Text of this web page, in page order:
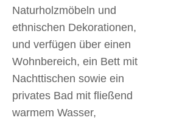
Naturholzmöbeln und
ethnischen Dekorationen,
und verfügen über einen
Wohnbereich, ein Bett mit
Nachttischen sowie ein
privates Bad mit fließend
warmem Wasser,